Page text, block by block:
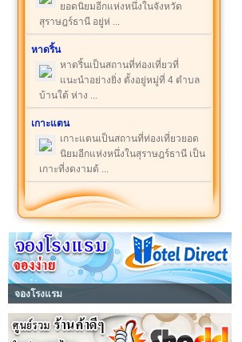
ยอดนิยมอีกแห่งหนึ่งในจังหวัด
สุราษฎร์ธานี อยู่ห่ ...
หาดริ้น
หาดริ้นเป็นสถานที่ท่องเที่ยวที่
แนะนำอย่างยิ่ง ตั้งอยู่หมู่ที่ 4 ตำบล
บ้านใต้ ห่าง ...
เกาะแตน
เกาะแตนเป็นสถานที่ท่องเที่ยวยอด
นิยมอีกแห่งหนึ่งในสุราษฎร์ธานี เป็น
เกาะที่งดงามด้ ...
จองโรงแรม